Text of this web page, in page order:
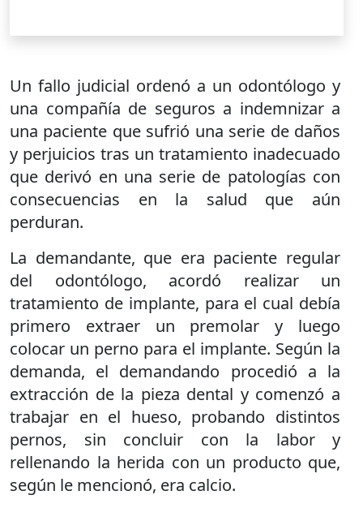
Un fallo judicial ordenó a un odontólogo y
una compañía de seguros a indemnizar a
una paciente que sufrió una serie de daños
y perjuicios tras un tratamiento inadecuado
que derivó en una serie de patologías con
consecuencias en la salud que aún
perduran.
La demandante, que era paciente regular
del odontólogo, acordó realizar un
tratamiento de implante, para el cual debía
primero extraer un premolar y luego
colocar un perno para el implante. Según la
demanda, el demandando procedió a la
extracción de la pieza dental y comenzó a
trabajar en el hueso, probando distintos
pernos, sin concluir con la labor y
rellenando la herida con un producto que,
según le mencionó, era calcio.